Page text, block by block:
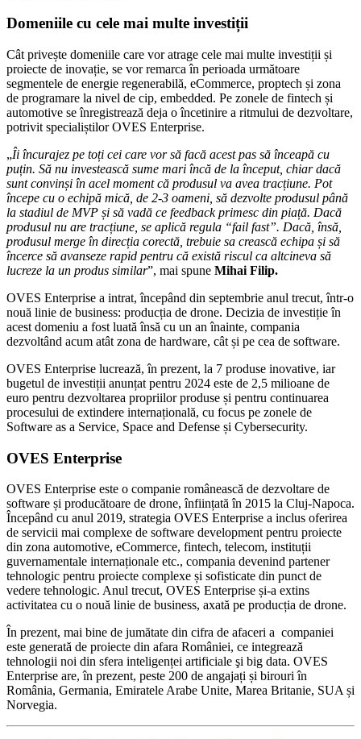
Domeniile cu cele mai multe investiții
Cât privește domeniile care vor atrage cele mai multe investiții și
proiecte de inovație, se vor remarca în perioada următoare
segmentele de energie regenerabilă, eCommerce, proptech și zona
de programare la nivel de cip, embedded. Pe zonele de fintech și
automotive se înregistrează deja o încetinire a ritmului de dezvoltare,
potrivit specialiștilor OVES Enterprise.
„Îi încurajez pe toți cei care vor să facă acest pas să înceapă cu
puțin. Să nu investească sume mari încă de la început, chiar dacă
sunt convinși în acel moment că produsul va avea tracțiune. Pot
începe cu o echipă mică, de 2-3 oameni, să dezvolte produsul până
la stadiul de MVP și să vadă ce feedback primesc din piață. Dacă
produsul nu are tracțiune, se aplică regula “fail fast”. Dacă, însă,
produsul merge în direcția corectă, trebuie sa crească echipa și să
încerce să avanseze rapid pentru că există riscul ca altcineva să
lucreze la un produs similar”, mai spune Mihai Filip.
OVES Enterprise a intrat, începând din septembrie anul trecut, într-o
nouă linie de business: producția de drone. Decizia de investiție în
acest domeniu a fost luată însă cu un an înainte, compania
dezvoltând acum atât zona de hardware, cât și pe cea de software.
OVES Enterprise lucrează, în prezent, la 7 produse inovative, iar
bugetul de investiții anunțat pentru 2024 este de 2,5 milioane de
euro pentru dezvoltarea propriilor produse și pentru continuarea
procesului de extindere internațională, cu focus pe zonele de
Software as a Service, Space and Defense și Cybersecurity.
OVES Enterprise
OVES Enterprise este o companie românească de dezvoltare de
software și producătoare de drone, înființată în 2015 la Cluj-Napoca.
Începând cu anul 2019, strategia OVES Enterprise a inclus oferirea
de servicii mai complexe de software development pentru proiecte
din zona automotive, eCommerce, fintech, telecom, instituții
guvernamentale internaționale etc., compania devenind partener
tehnologic pentru proiecte complexe și sofisticate din punct de
vedere tehnologic. Anul trecut, OVES Enterprise și-a extins
activitatea cu o nouă linie de business, axată pe producția de drone.
În prezent, mai bine de jumătate din cifra de afaceri a companiei
este generată de proiecte din afara României, ce integrează
tehnologii noi din sfera inteligenței artificiale şi big data. OVES
Enterprise are, în prezent, peste 200 de angajați și birouri în
România, Germania, Emiratele Arabe Unite, Marea Britanie, SUA și
Norvegia.